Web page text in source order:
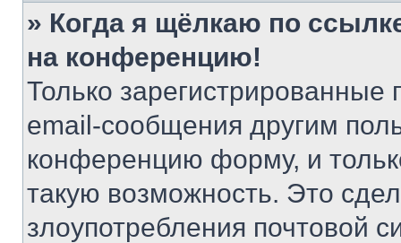
» Когда я щёлкаю по
на конференцию!
Только зарегистрированные
email-сообщения другим
конференцию форму, и
такую возможность. Это
злоупотребления почтовой